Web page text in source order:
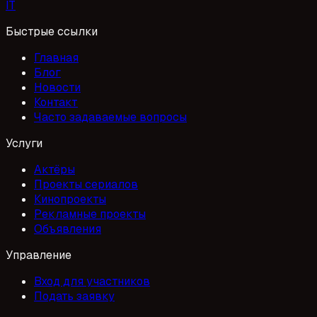
IT
Быстрые ссылки
Главная
Блог
Новости
Контакт
Часто задаваемые вопросы
Услуги
Актёры
Проекты сериалов
Кинопроекты
Рекламные проекты
Объявления
Управление
Вход для участников
Подать заявку